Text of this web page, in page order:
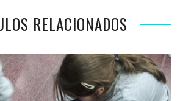
RELACIONADOS